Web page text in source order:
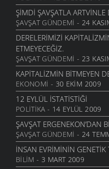
ŞIMDI ŞAVŞATLA
ŞAVŞAT GÜNDEMI - 24
DERELERIMIZI
ETMEYECEĞIZ.
ŞAVŞAT GÜNDEMI - 23
KAPITALIZMIN BITMEYEN
EKONOMI - 30 EKIM 2009
12 EYLÜL İSTATISTIĞI
POLITIKA- 14 EYLÜL 2009
ŞAVŞAT ERGENEKON’DAN
ŞAVŞAT GÜNDEMI - 24
İNSAN EVRIMININ
BILIM - 3 MART 2009